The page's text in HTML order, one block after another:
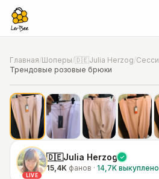
Главная/Шоперы/🇩🇪Julia Herzog/
Трендовые розовые брюки
📍Фото от шопера·Hannover
LIVE
🇩🇪Julia Herzog
15,4K фанов · 14,7K выкуплено